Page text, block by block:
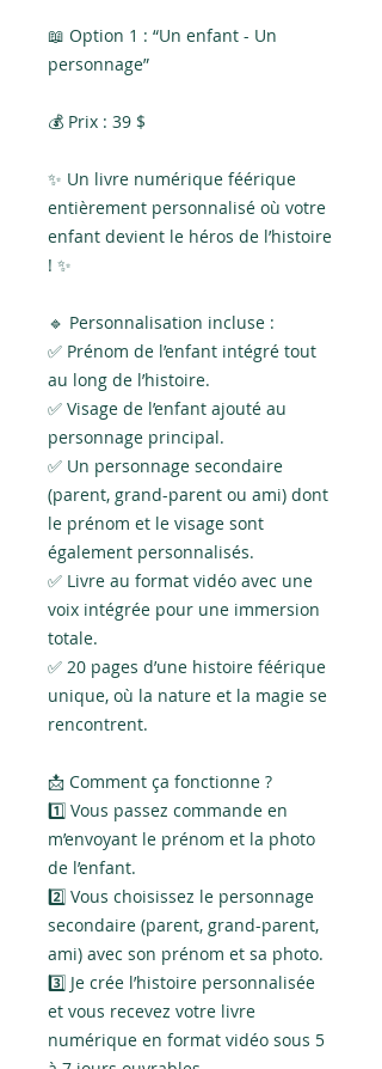
📖 Option 1 : “Un enfant - Un
personnage”
💰 Prix : 39 $
✨ Un livre numérique féérique
entièrement personnalisé où votre
enfant devient le héros de l’histoire
! ✨
🔹 Personnalisation incluse :
✅ Prénom de l’enfant intégré tout
au long de l’histoire.
✅ Visage de l’enfant ajouté au
personnage principal.
✅ Un personnage secondaire
(parent, grand-parent ou ami) dont
le prénom et le visage sont
également personnalisés.
✅ Livre au format vidéo avec une
voix intégrée pour une immersion
totale.
✅ 20 pages d’une histoire féérique
unique, où la nature et la magie se
rencontrent.
📩 Comment ça fonctionne ?
1️⃣ Vous passez commande en
m’envoyant le prénom et la photo
de l’enfant.
2️⃣ Vous choisissez le personnage
secondaire (parent, grand-parent,
ami) avec son prénom et sa photo.
3️⃣ Je crée l’histoire personnalisée
et vous recevez votre livre
numérique en format vidéo sous 5